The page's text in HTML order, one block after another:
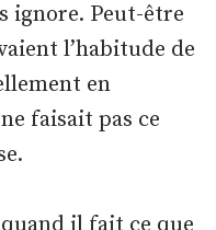
ignore. Peut-être
l’habitude de
en
faisait pas ce